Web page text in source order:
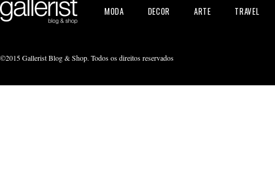
MODA DECOR ARTE TRAVEL
©2015 Gallerist Blog & Shop. Todos os direitos reservados